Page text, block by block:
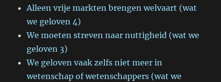
Alleen vrije markten brengen welvaart (wat
we geloven 4)
We moeten streven naar nuttigheid (wat we
geloven 3)
We geloven vaak zelfs niet meer in
wetenschap of wetenschappers (wat we